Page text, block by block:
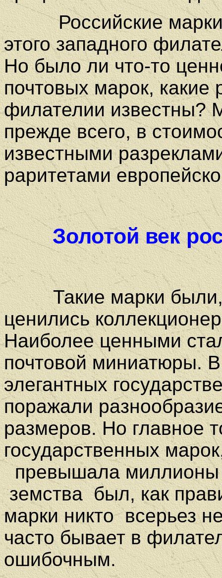
Российские
этого западного
Но было ли что-то
почтовых марок, какие
филателии известны?
прежде всего, в
известными
раритетами
Золотой век
Такие марки
ценились
Наиболее ценными
почтовой миниатюры.
элегантных
поражали
размеров. Но главное
государственных
превышала миллионы
земства был, как
марки никто всерьез
часто бывает в
ошибочным.